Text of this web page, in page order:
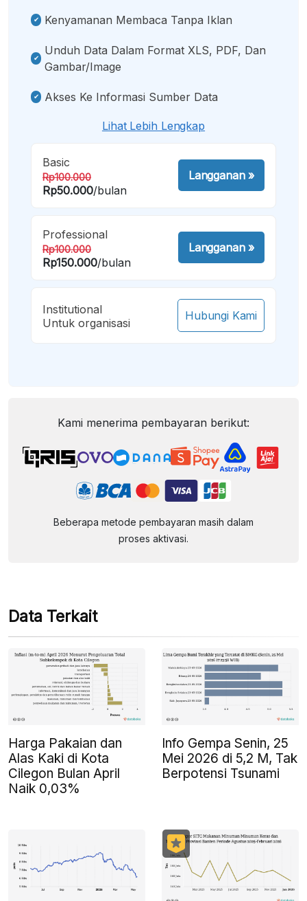
Kenyamanan Membaca Tanpa Iklan
Unduh Data Dalam Format XLS, PDF, Dan
Gambar/image
Akses Ke Informasi Sumber Data
Lihat Lebih Lengkap
Basic
Rp100.000
Rp50.000/bulan
Langganan»
Professional
Rp100.000
Rp150.000/bulan
Langganan»
Institutional
Untuk organisasi
Hubungi Kami
Kami menerima pembayaran berikut:
Beberapa metode pembayaran masih dalam
proses aktivasi.
Data Terkait
Harga Pakaian dan
Alas Kaki di Kota
Cilegon Bulan April
Naik 0,03%
Info Gempa Senin, 25
Mei 2026 di 5,2 M, Tak
Berpotensi Tsunami